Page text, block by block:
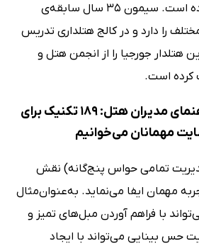
‌فرانسیسکو تحصیل کرده است. سیمون 35 سال سابقه‌ی
را دارد و در کالج هتلداری تدریس
هتلدار جورجیا را از انجمن هتل و
کرده است.
در بخشی از کتاب راهنمای مدیران هتل: 189 تکنیک برای
مهمانان می‌خوانیم
تمامی حواس پنج‌گانه) نقش
مهمان ایفا می‌نماید. به‌عنوان‌مثال
با فراهم آوردن مبل‌های تمیز و
حس بینایی می‌تواند با ایجاد